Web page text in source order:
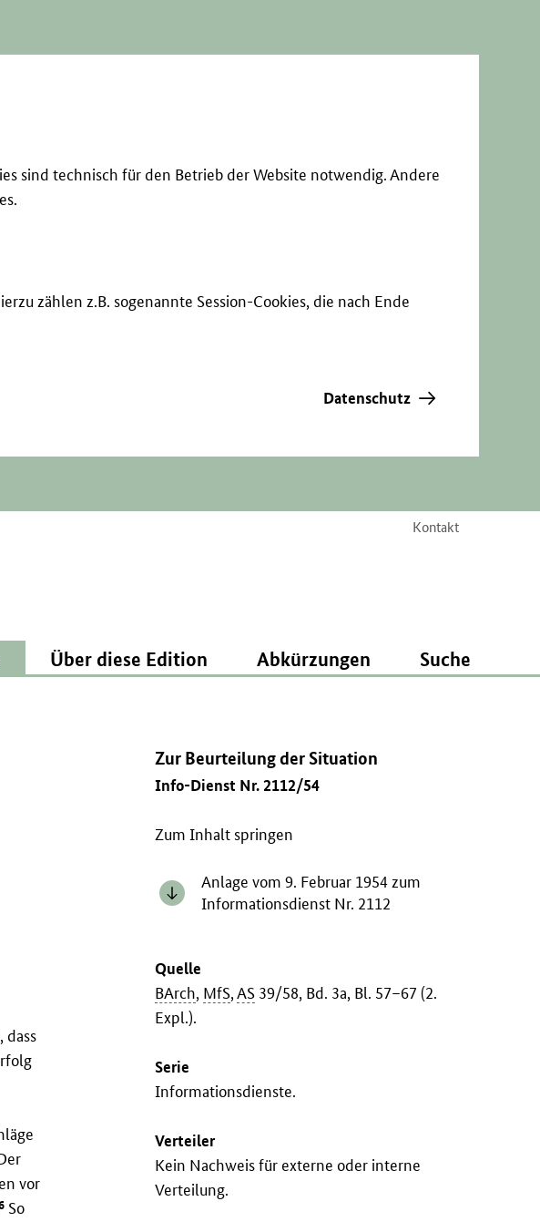
sind technisch für den Betrieb der Website notwendig. Andere
zählen z.B. sogenannte Session-Cookies, die nach Ende
Datenschutz
Kontakt
Über diese Edition Abkürzungen Suche
Zur Beurteilung der Situation
Info-Dienst Nr. 2112/54
Zum Inhalt springen
Anlage vom 9. Februar 1954 zum
Informationsdienst Nr. 2112
Quelle
BArch, MfS,AS 39/58, Bd. 3a, Bl. 57–67 (2.
Expl.).
Serie
Informationsdienste.
Verteiler
Kein Nachweis für externe oder interne
Verteilung.
dass
vor
So